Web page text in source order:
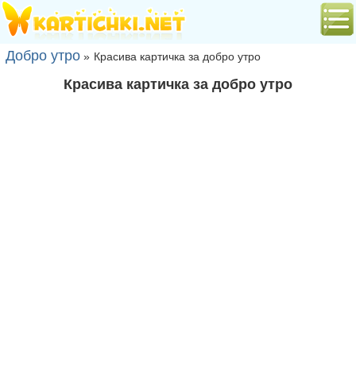
Добро утро » Красива картичка за добро утро
Красива картичка за добро утро